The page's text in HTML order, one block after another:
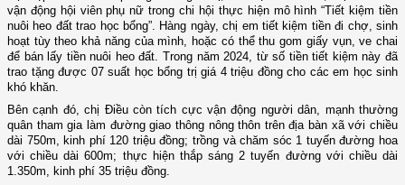
vận động hội viên phụ nữ trong chi hội thực hiện mô hình “Tiết kiệm tiền
nuôi heo đất trao học bổng”. Hàng ngày, chị em tiết kiệm tiền đi chợ, sinh
hoạt tùy theo khả năng của mình, hoặc có thể thu gom giấy vụn, ve chai
để bán lấy tiền nuôi heo đất. Trong năm 2024, từ số tiền tiết kiệm này đã
trao tặng được 07 suất học bổng trị giá 4 triệu đồng cho các em học sinh
khó khăn.
Bên cạnh đó, chị Điều còn tích cựcvận động người dân, mạnh thường
quân tham gia làm đường giao thông nông thôn trên địa bàn xã với chiều
dài 750m, kinh phí 120 triệu đồng; trồng và chăm sóc 1 tuyến đường hoa
với chiều dài 600m; thực hiện thắp sáng 2 tuyến đường với chiều dài
1.350m, kinh phí 35 triệu đồng.